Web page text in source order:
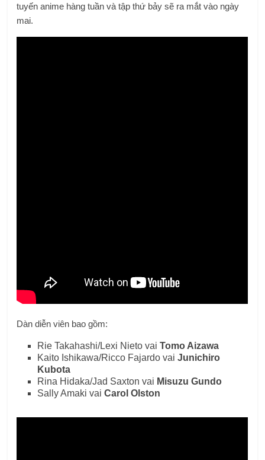
tuyến anime hàng tuần và tập thứ bảy sẽ ra mắt vào ngày
mai.
Dàn diễn viên bao gồm:
Rie Takahashi/Lexi Nieto vaiTomo Aizawa
Kaito Ishikawa/Ricco Fajardo vaiJunichiro
Kubota
Rina Hidaka/Jad Saxton vai Misuzu Gundo
Sally Amaki vai Carol Olston